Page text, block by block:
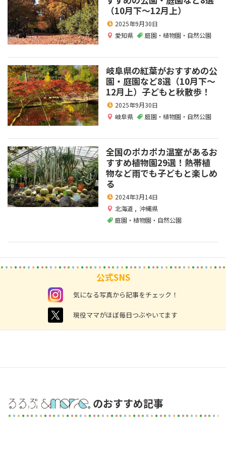
（10月下～12月上）
2025年9月30日
愛知県
庭園・植物園・自然公園
岐阜県の紅葉がおすすめの公
園・庭園など8選（10月下～
12月上）子どもと秋散歩！
2025年9月30日
岐阜県
庭園・植物園・自然公園
全国のポカポカ温室があるお
すすめ植物園29選！熱帯植
物など雨でも子どもと楽しめ
る
2024年3月14日
北海道 , 沖縄県
庭園・植物園・自然公園
公式SNS
instagram 気になる写真から記事をチェック！
twitter 現役ママがほぼ毎日つぶやいてます
のおすすめ記事